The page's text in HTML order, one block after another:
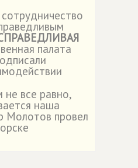
палата
все равно,
наша
Молотов провел